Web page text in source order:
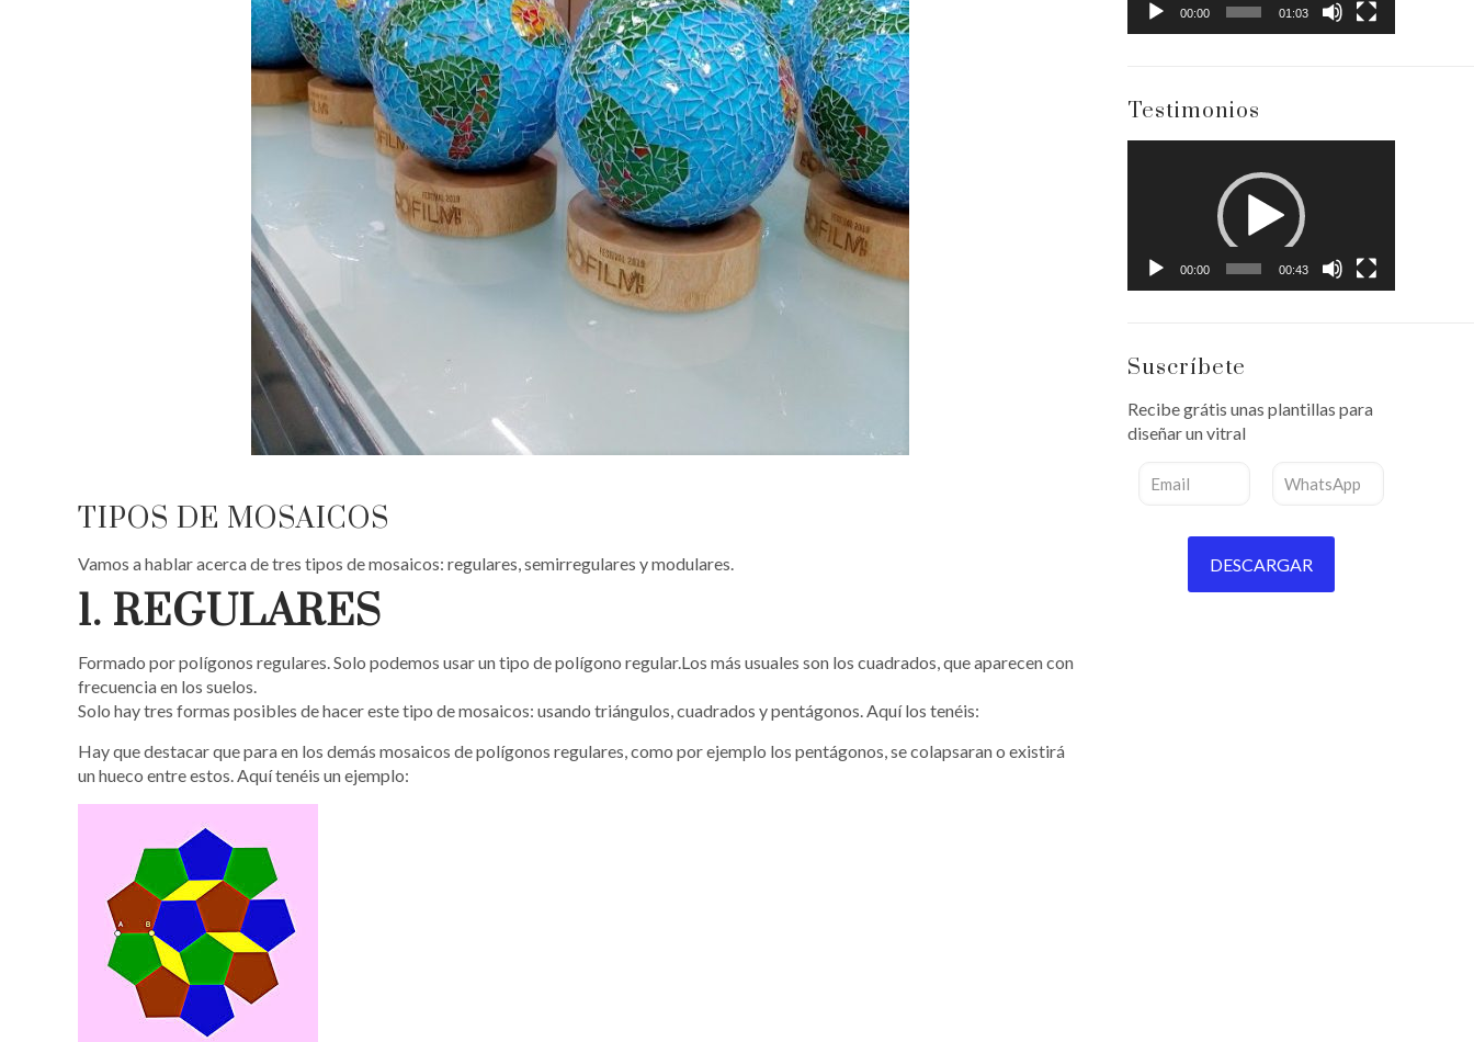
TIPOS DE MOSAICOS
Vamos a hablar acerca de tres tipos de mosaicos: regulares, semirregulares y modulares.
1. REGULARES
Formado por polígonos regulares. Solo podemos usar un tipo de polígono regular.Los más usuales son los cuadrados, que aparecen con
frecuencia en los suelos.
Solo hay tres formas posibles de hacer este tipo de mosaicos: usando triángulos, cuadrados y pentágonos. Aquí los tenéis:
Hay que destacar que para en los demás mosaicos de polígonos regulares, como por ejemplo los pentágonos, se colapsaran o existirá
un hueco entre estos. Aquí tenéis un ejemplo:
00:00 01:03
Testimonios
00:00 00:43
Suscríbete
Recibe grátis unas plantillas para
diseñar un vitral